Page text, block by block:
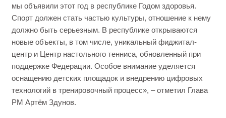
мы объявили этот год в республике Годом здоровья.
Спорт должен стать частью культуры, отношение к нему
должно быть серьезным. В республике открываются
новые объекты, в том числе, уникальный фиджитал-
центр и Центр настольного тенниса, обновленный при
поддержке Федерации. Особое внимание уделяется
оснащению детских площадок и внедрению цифровых
технологий в тренировочный процесс», – отметил Глава
РМ Артём Здунов.